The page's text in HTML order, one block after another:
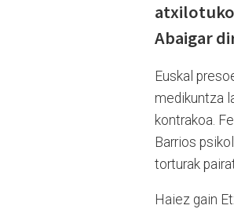
Abaigar
Euskal
medikuntza
kontrakoa.
Barrios
torturak
Haiez gain